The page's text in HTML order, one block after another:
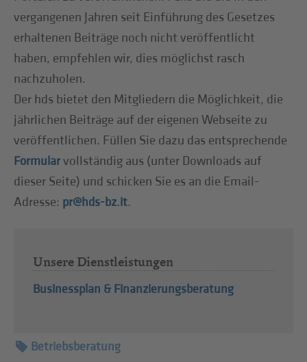
vergangenen Jahren seit Einführung des Gesetzes
erhaltenen Beiträge noch nicht veröffentlicht
haben, empfehlen wir, dies möglichst rasch
nachzuholen.
Der hds bietet den Mitgliedern die Möglichkeit, die
jährlichen Beiträge auf der eigenen Webseite zu
veröffentlichen. Füllen Sie dazu das entsprechende
Formularvollständig aus (unter Downloads auf
dieser Seite) und schicken Sie es an die Email-
Adresse: pr@hds-bz.it.
Unsere Dienstleistungen
Businessplan & Finanzierungsberatung
Betriebsberatung